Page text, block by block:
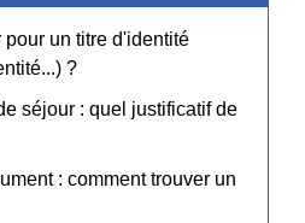
un titre d'identité
?
séjour : quel justificatif de
: comment trouver un